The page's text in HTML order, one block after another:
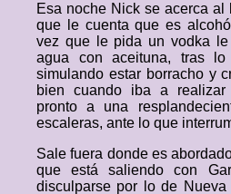
Esa noche Nick se acerca al
que le cuenta que es
vez que le pida un vodka
agua con aceituna, tras
simulando estar borracho y
bien cuando iba a
pronto a una
escaleras, ante lo que
Sale fuera donde es
que está saliendo con
disculparse por lo de